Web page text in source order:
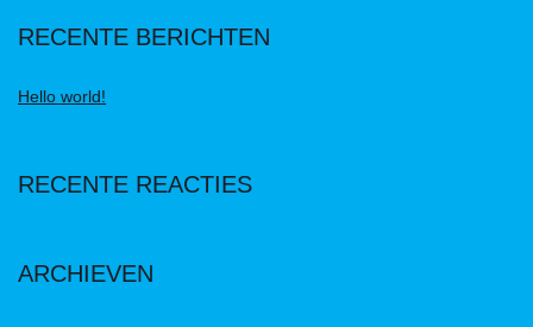
RECENTE BERICHTEN
Hello world!
RECENTE REACTIES
ARCHIEVEN